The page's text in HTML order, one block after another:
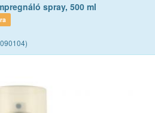
spray, 500 ml